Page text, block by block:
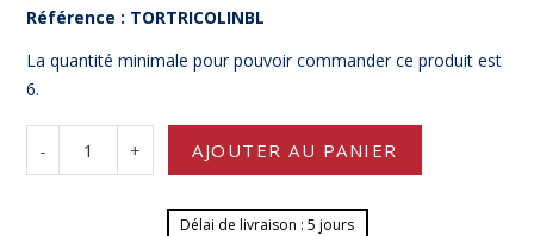
Référence : TORTRICOLINBL
La quantité minimale pour pouvoir commander ce produit est
6.
- + AJOUTER AU PANIER
Délai de livraison : 5 jours